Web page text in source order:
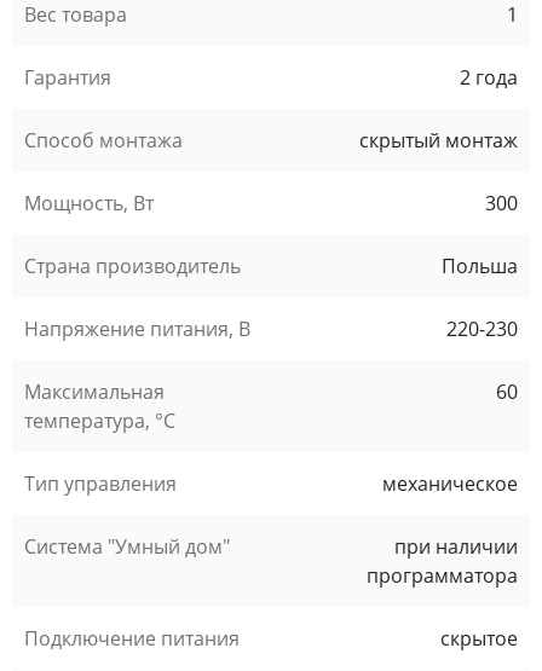
Вес товара 1
Гарантия 2 года
Способ монтажа скрытый монтаж
Мощность, Вт 300
Страна производитель Польша
Напряжение питания, В 220-230
Максимальная
температура, °C
60
Тип управления механическое
Система "Умный дом"
при наличии
программатора
Подключение питания скрытое